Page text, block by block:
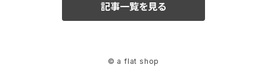
記事一覧を見る
© a flat shop